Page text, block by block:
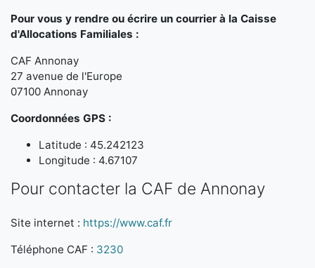
Pour vous y rendre ou écrire un courrier à la Caisse
d'Allocations Familiales :
CAF Annonay
27 avenue de l'Europe
07100 Annonay
Coordonnées GPS :
Latitude : 45.242123
Longitude : 4.67107
Pour contacter la CAF de Annonay
Site internet : https://www.caf.fr
Téléphone CAF : 3230